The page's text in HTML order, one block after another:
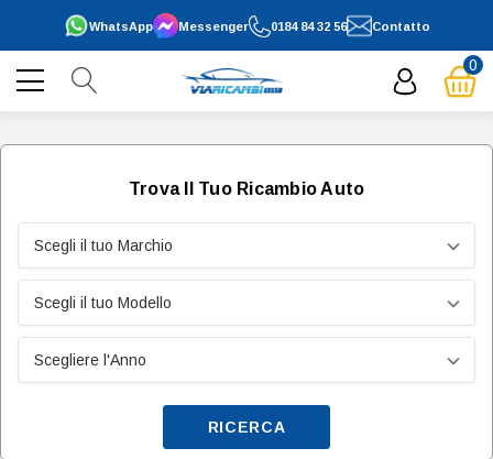
0184 84 32 56
WhatsApp Contatto
Messenger
0
Trova Il Tuo Ricambio Auto
RICERCA